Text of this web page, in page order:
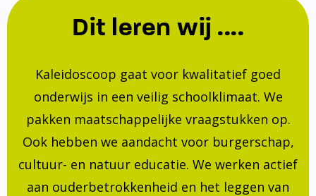
Dit leren wij ....
Kaleidoscoop gaat voor kwalitatief goed
onderwijs in een veilig schoolklimaat. We
pakken maatschappelijke vraagstukken op.
Ook hebben we aandacht voor burgerschap,
cultuur- en natuur educatie. We werken actief
aan ouderbetrokkenheid en het leggen van